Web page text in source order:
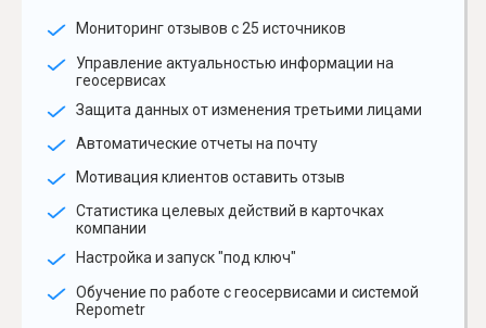
Мониторинг отзывов с 25 источников
Управление актуальностью информации на
геосервисах
Защита данных от изменения третьими лицами
Автоматические отчеты на почту
Мотивация клиентов оставить отзыв
Статистика целевых действий в карточках
компании
Настройка и запуск "под ключ"
Обучение по работе с геосервисами и системой
Repometr